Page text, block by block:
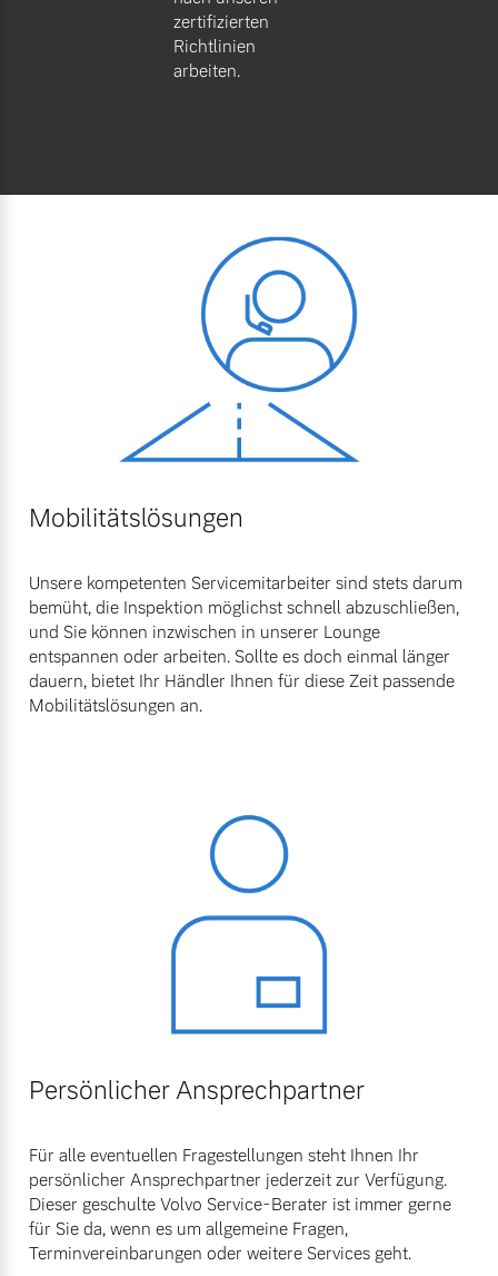
zertifizierten
Richtlinien
arbeiten.
Mobilitätslösungen
Unsere kompetenten Servicemitarbeiter sind stets darum
bemüht, die Inspektion möglichst schnell abzuschließen,
und Sie können inzwischen in unserer Lounge
entspannen oder arbeiten. Sollte es doch einmal länger
dauern, bietet Ihr Händler Ihnen für diese Zeit passende
Mobilitätslösungen an.
Persönlicher Ansprechpartner
Für alle eventuellen Fragestellungen steht Ihnen Ihr
persönlicher Ansprechpartner jederzeit zur Verfügung.
Dieser geschulte Volvo Service-Berater ist immer gerne
für Sie da, wenn es um allgemeine Fragen,
Terminvereinbarungen oder weitere Services geht.